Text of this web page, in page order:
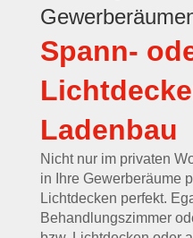
Spann-
Ladenbau
Nicht nur im privaten
in Ihre Gewerberäume
Lichtdecken perfekt.
Behandlungszimmer